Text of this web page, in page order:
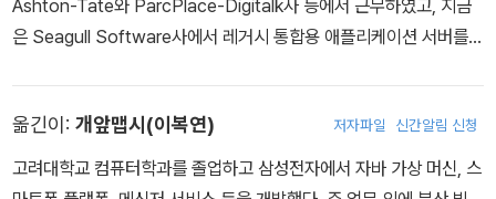
Ashton-Tate와 ParcPlace-Digitalk사 등에서 근무하였고, 지금
은 Seagull Software사에서 레거시 통합용 애플리케이션 서버를
다. L.A.의 캘리포니아 대학에서 언어학과 컴퓨터 과학 학사 학위를
취득했으며, http://www.garygregory.com에서도 만나볼 수 있
다.
옮긴이: 개앞맵시(이복연) 저자파일 신간알림 신청
고려대학교 컴퓨터학과를 졸업하고 삼성전자에서 자바 가상 머신, 스